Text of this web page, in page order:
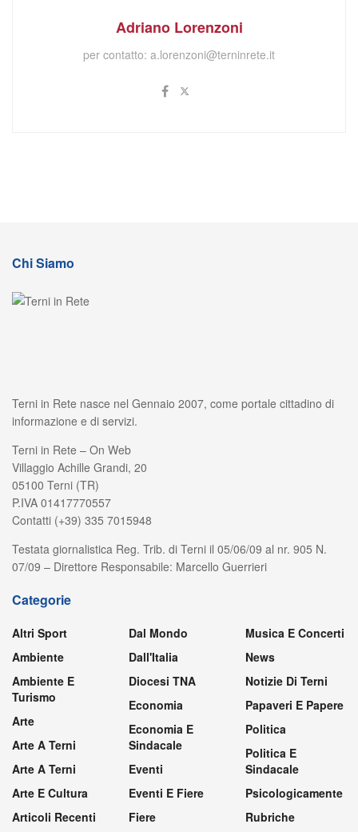
Adriano Lorenzoni
per contatto: a.lorenzoni@terninrete.it
Chi Siamo
Terni in Rete nasce nel Gennaio 2007, come portale cittadino di
informazione e di servizi.
Terni in Rete – On Web
Villaggio Achille Grandi, 20
05100 Terni (TR)
P.IVA 01417770557
Contatti (+39) 335 7015948
Testata giornalistica Reg. Trib. di Terni il 05/06/09 al nr. 905 N.
07/09 – Direttore Responsabile: Marcello Guerrieri
Categorie
Altri Sport
Ambiente
Ambiente E
Turismo
Arte
Arte A Terni
Arte A Terni
Arte E Cultura
Articoli Recenti
Dal Mondo
Dall'Italia
Diocesi TNA
Economia
Economia E
Sindacale
Eventi
Eventi E Fiere
Fiere
Musica E Concerti
News
Notizie Di Terni
Papaveri E Papere
Politica
Politica E
Sindacale
Psicologicamente
Rubriche